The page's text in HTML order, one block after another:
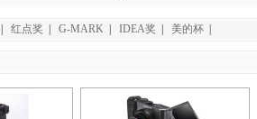
红点奖 G-MARK| IDEA奖 美的杯|